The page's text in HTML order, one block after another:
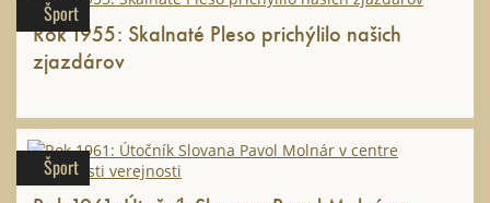
Šport
Rok 1955: Skalnaté Pleso prichýlilo našich
zjazdárov
Šport